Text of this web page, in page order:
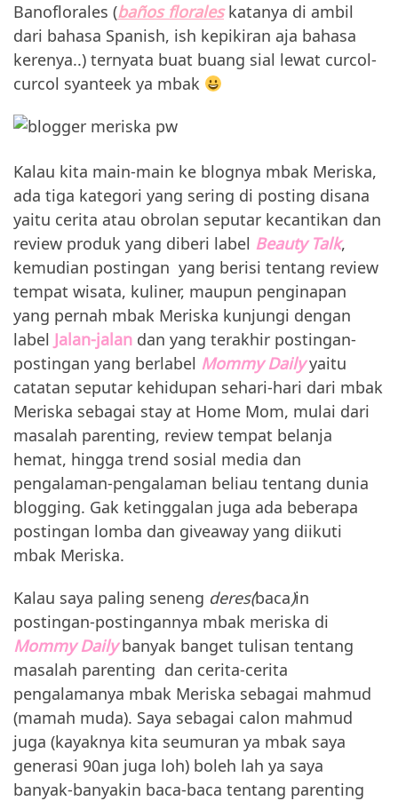
Banoflorales (baños florales katanya di ambil
dari bahasa Spanish, ish kepikiran aja bahasa
kerenya..) ternyata buat buang sial lewat curcol-
curcol syanteek ya mbak
Kalau kita main-main ke blognya mbak Meriska,
ada tiga kategori yang sering di posting disana
yaitu cerita atau obrolan seputar kecantikan dan
review produk yang diberi label Beauty Talk,
kemudian postingan yang berisi tentang review
tempat wisata, kuliner, maupun penginapan
yang pernah mbak Meriska kunjungi dengan
label Jalan-jalan dan yang terakhir postingan-
postingan yang berlabel Mommy Dailyyaitu
catatan seputar kehidupan sehari-hari dari mbak
Meriska sebagai stay at Home Mom, mulai dari
masalah parenting, review tempat belanja
hemat, hingga trend sosial media dan
pengalaman-pengalaman beliau tentang dunia
blogging. Gak ketinggalan juga ada beberapa
postingan lomba dan giveaway yang diikuti
mbak Meriska.
Kalau saya paling seneng deres(baca)in
postingan-postingannya mbak meriska di
Mommy Daily banyak banget tulisan tentang
masalah parenting dan cerita-cerita
pengalamanya mbak Meriska sebagai mahmud
(mamah muda). Saya sebagai calon mahmud
juga (kayaknya kita seumuran ya mbak saya
generasi 90an juga loh) boleh lah ya saya
banyak-banyakin baca-baca tentang parenting